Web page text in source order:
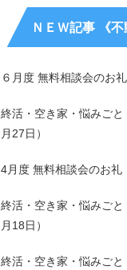
ＮＥＷ記事 《不
６月度 無料相談会のお礼
終活・空き家・悩みご
月27日）
4月度 無料相談会のお礼
終活・空き家・悩みご
月18日）
終活・空き家・悩みご